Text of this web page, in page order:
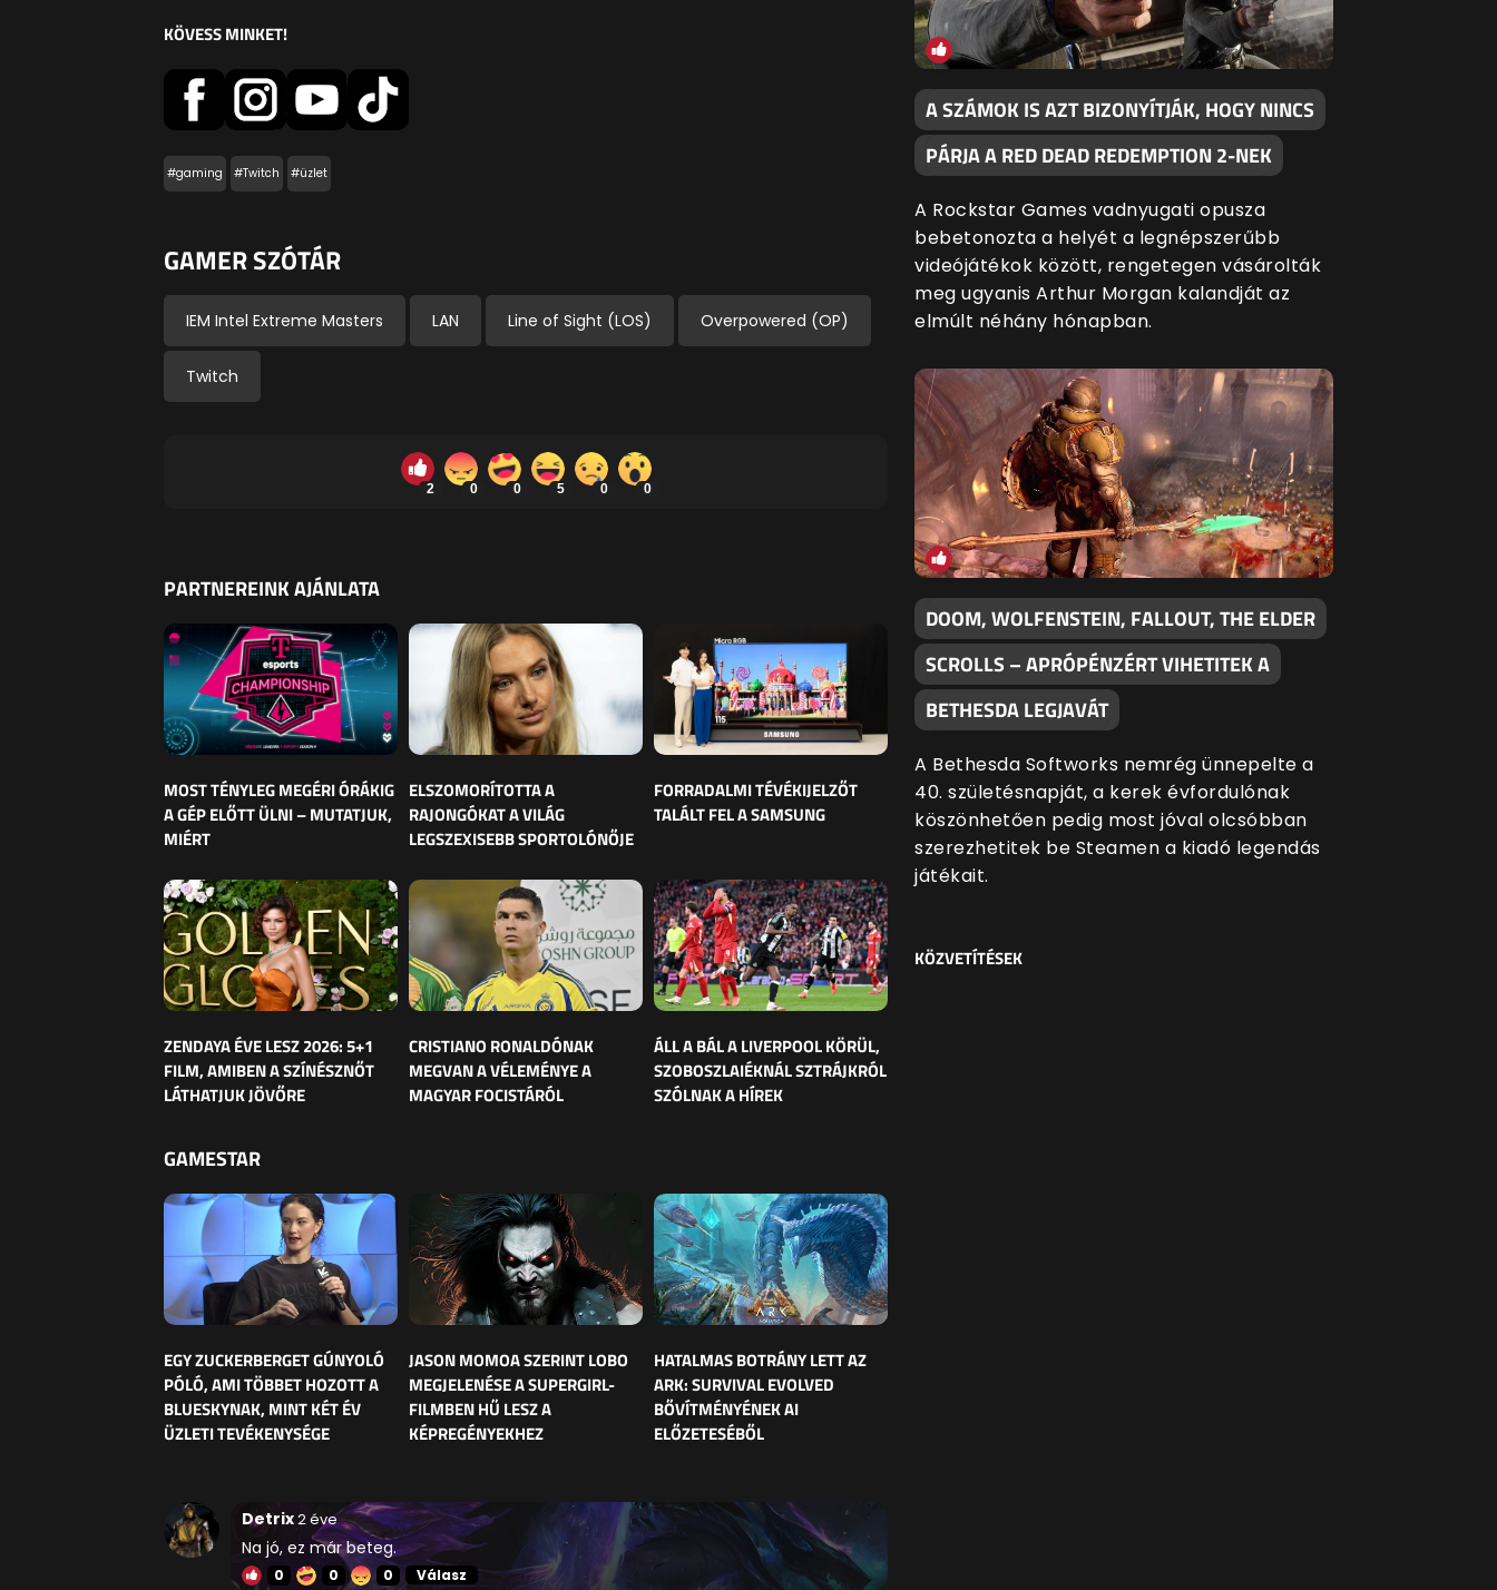
KÖVESS MINKET!
#gaming #Twitch #üzlet
GAMER SZÓTÁR
IEM Intel Extreme Masters LAN Line of Sight (LOS) Overpowered (OP)
Twitch
2 0 0 5 0 0
PARTNEREINK AJÁNLATA
MOST TÉNYLEG MEGÉRI ÓRÁKIG
A GÉP ELŐTT ÜLNI – MUTATJUK,
MIÉRT
ELSZOMORÍTOTTA A
RAJONGÓKAT A VILÁG
LEGSZEXISEBB SPORTOLÓNŐJE
FORRADALMI TÉVÉKIJELZŐT
TALÁLT FEL A SAMSUNG
ZENDAYA ÉVE LESZ 2026: 5+1
FILM, AMIBEN A SZÍNÉSZNŐT
LÁTHATJUK JÖVŐRE
CRISTIANO RONALDÓNAK
MEGVAN A VÉLEMÉNYE A
MAGYAR FOCISTÁRÓL
ÁLL A BÁL A LIVERPOOL KÖRÜL,
SZOBOSZLAIÉKNÁL SZTRÁJKRÓL
SZÓLNAK A HÍREK
GAMESTAR
EGY ZUCKERBERGET GÚNYOLÓ
PÓLÓ, AMI TÖBBET HOZOTT A
BLUESKYNAK, MINT KÉT ÉV
ÜZLETI TEVÉKENYSÉGE
JASON MOMOA SZERINT LOBO
MEGJELENÉSE A SUPERGIRL-
FILMBEN HŰ LESZ A
KÉPREGÉNYEKHEZ
HATALMAS BOTRÁNY LETT AZ
ARK: SURVIVAL EVOLVED
BŐVÍTMÉNYÉNEK AI
ELŐZETESÉBŐL
Detrix2 éve
Na jó, ez már beteg.
0 0 0 Válasz
A SZÁMOK IS AZT BIZONYÍTJÁK, HOGY NINCS
PÁRJA A RED DEAD REDEMPTION 2-NEK
A Rockstar Games vadnyugati opusza
bebetonozta a helyét a legnépszerűbb
videójátékok között, rengetegen vásárolták
meg ugyanis Arthur Morgan kalandját az
elmúlt néhány hónapban.
DOOM, WOLFENSTEIN, FALLOUT, THE ELDER
SCROLLS – APRÓPÉNZÉRT VIHETITEK A
BETHESDA LEGJAVÁT
A Bethesda Softworks nemrég ünnepelte a
40. születésnapját, a kerek évfordulónak
köszönhetően pedig most jóval olcsóbban
szerezhetitek be Steamen a kiadó legendás
játékait.
KÖZVETÍTÉSEK